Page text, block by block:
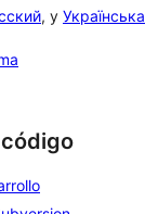
, y Українська